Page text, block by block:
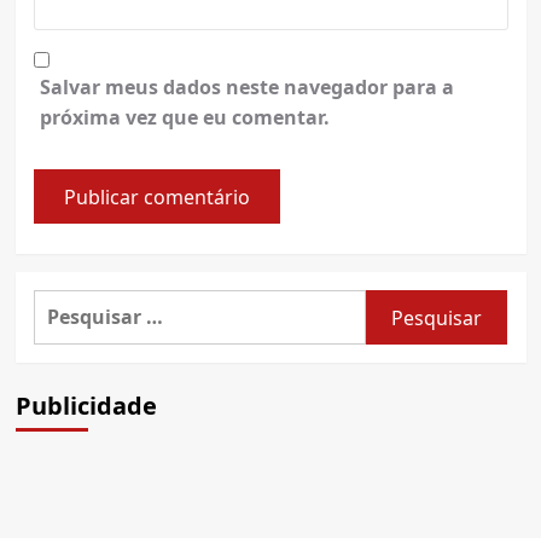
Salvar meus dados neste navegador para a
próxima vez que eu comentar.
Pesquisar
Publicidade